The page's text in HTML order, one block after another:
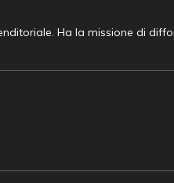
Ha la missione di